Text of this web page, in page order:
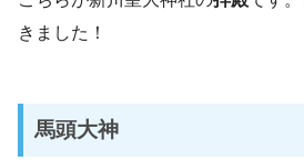
きました！
馬頭大神